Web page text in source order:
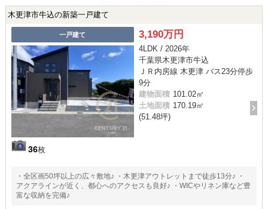
木更津市牛込の新築一戸建て
一戸建て
36枚
3,190万円
4LDK / 2026年
千葉県木更津市牛込
ＪＲ内房線 木更津 バス23分停歩
9分
建物面積 101.02㎡
土地面積 170.19㎡
(51.48坪)
・全区画50坪以上の広々敷地♪ ・木更津アウトレットまで徒歩13分♪ ・
アクアラインが近く、都心へのアクセスも良好♪ ・WICやリネン庫など豊
富な収納を完備♪